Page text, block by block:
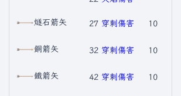
燧石箭矢 27 穿刺傷害 10
銅箭矢 32 穿刺傷害 10
鐵箭矢 42 穿刺傷害 10